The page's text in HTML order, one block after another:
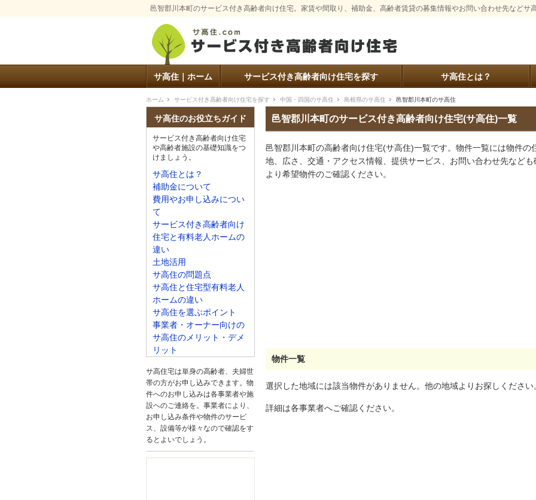
邑智郡川本町のサービス付き高齢者向け住宅。家賃や間取り、補助金、高齢者賃貸の募集情報やお問い合わせ先などサ
サ高住｜ホーム サービス付き高齢者向け住宅を探す サ高住とは？
ホーム サービス付き高齢者向け住宅を探す 中国・四国のサ高住 島根県のサ高住 邑智郡川本町のサ高住
邑智郡川本町のサービス付き高齢者向け住宅(サ高住)一覧
邑智郡川本町の高齢者向け住宅(サ高住)一覧です。物件一覧には物件の
地、広さ、交通・アクセス情報、提供サービス、お問い合わせ先など
より希望物件のご確認ください。
物件一覧
選択した地域には該当物件がありません。他の地域よりお探しください
詳細は各事業者へご確認ください。
サ高住のお役立ちガイド
サービス付き高齢者向け住宅
や高齢者施設の基礎知識をつ
けましょう。
サ高住とは？
補助金について
費用やお申し込みについ
て
サービス付き高齢者向け
住宅と有料老人ホームの
違い
土地活用
サ高住の問題点
サ高住と住宅型有料老人
ホームの違い
サ高住を選ぶポイント
事業者・オーナー向けの
サ高住のメリット・デメ
リット
サ高住宅は単身の高齢者、夫婦世
帯の方がお申し込みできます。物
件へのお申し込みは各事業者や施
設へのご連絡を。事業者により、
お申し込み条件や物件のサービ
ス、設備等が様々なので確認をす
るとよいでしょう。